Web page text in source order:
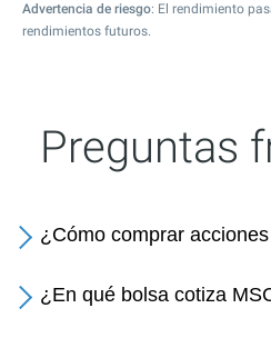
Advertencia de riesgo: El rendimiento
rendimientos futuros.
Preguntas
¿Cómo comprar
¿En qué bolsa cotiza